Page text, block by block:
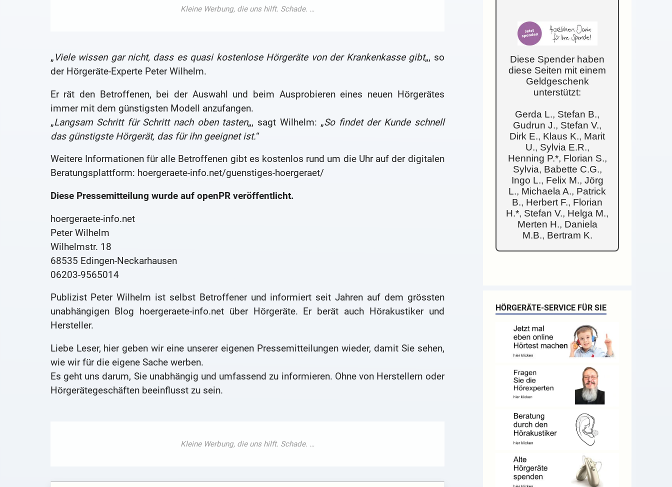
„Viele wissen gar nicht, dass es quasi kostenlose Hörgeräte von der Krankenkasse gibt„, so
der Hörgeräte-Experte Peter Wilhelm.
Er rät den Betroffenen, bei der Auswahl und beim Ausprobieren eines neuen Hörgerätes
immer mit dem günstigsten Modell anzufangen.
„Langsam Schritt für Schritt nach oben tasten„, sagt Wilhelm: „So findet der Kunde schnell
das günstigste Hörgerät, das für ihn geeignet ist.“
Weitere Informationen für alle Betroffenen gibt es kostenlos rund um die Uhr auf der digitalen
Beratungsplattform: hoergeraete-info.net/guenstiges-hoergeraet/
Diese Pressemitteilung wurde auf openPR veröffentlicht.
hoergeraete-info.net
Peter Wilhelm
Wilhelmstr. 18
68535 Edingen-Neckarhausen
06203-9565014
Publizist Peter Wilhelm ist selbst Betroffener und informiert seit Jahren auf dem grössten
unabhängigen Blog hoergeraete-info.net über Hörgeräte. Er berät auch Hörakustiker und
Hersteller.
Liebe Leser, hier geben wir eine unserer eigenen Pressemitteilungen wieder, damit Sie sehen,
wie wir für die eigene Sache werben.
Es geht uns darum, Sie unabhängig und umfassend zu informieren. Ohne von Herstellern oder
Hörgerätegeschäften beeinflusst zu sein.
Diese Spender haben
diese Seiten mit einem
Geldgeschenk
unterstützt:
Gerda L., Stefan B.,
Gudrun J., Stefan V.,
Dirk E., Klaus K., Marit
U., Sylvia E.R.,
Henning P.*, Florian S.,
Sylvia, Babette C.G.,
Ingo L., Felix M., Jörg
L., Michaela A., Patrick
B., Herbert F., Florian
H.*, Stefan V., Helga M.,
Merten H., Daniela
M.B., Bertram K.
HÖRGERÄTE-SERVICE FÜR SIE